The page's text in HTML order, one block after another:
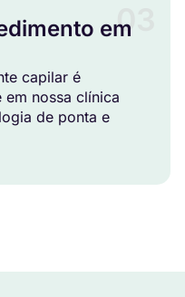
03
em
capilar é
em nossa clínica
de ponta e